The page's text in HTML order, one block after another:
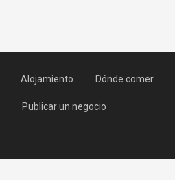
Alojamiento Dónde comer
Publicar un negocio